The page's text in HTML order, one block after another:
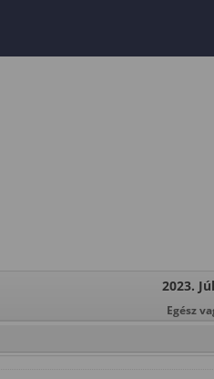
2023.
Egész